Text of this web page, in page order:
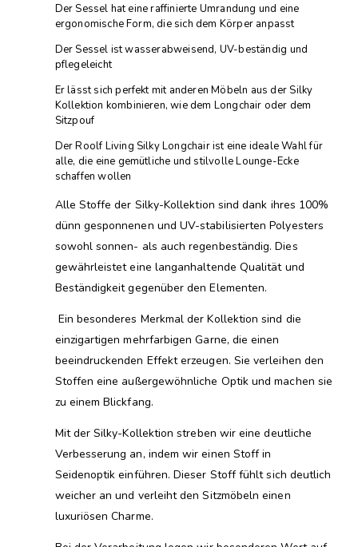
Der Sessel hat eine raffinierte Umrandung und eine
ergonomische Form, die sich dem Körper anpasst
Der Sessel ist wasserabweisend, UV-beständig und
pflegeleicht
Er lässt sich perfekt mit anderen Möbeln aus der Silky
Kollektion kombinieren, wie dem Longchair oder dem
Sitzpouf
Der Roolf Living Silky Longchair ist eine ideale Wahl für
alle, die eine gemütliche und stilvolle Lounge-Ecke
schaffen wollen
Alle Stoffe der Silky-Kollektion sind dank ihres 100%
dünn gesponnenen und UV-stabilisierten Polyesters
sowohl sonnen- als auch regenbeständig. Dies
gewährleistet eine langanhaltende Qualität und
Beständigkeit gegenüber den Elementen.
Ein besonderes Merkmal der Kollektion sind die
einzigartigen mehrfarbigen Garne, die einen
beeindruckenden Effekt erzeugen. Sie verleihen den
Stoffen eine außergewöhnliche Optik und machen sie
zu einem Blickfang.
Mit der Silky-Kollektion streben wir eine deutliche
Verbesserung an, indem wir einen Stoff in
Seidenoptik einführen. Dieser Stoff fühlt sich deutlich
weicher an und verleiht den Sitzmöbeln einen
luxuriösen Charme.